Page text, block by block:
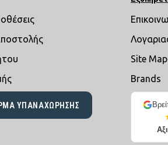
ΥΠΑΝΑΧΏΡΗΣΗΣ
Site Map
Brands